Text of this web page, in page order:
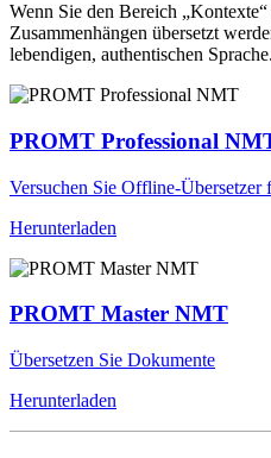
Wenn Sie den Bereich
Zusammenhängen übersetzt
lebendigen, authentischen
PROMT Professional
Versuchen Sie Offline-
Herunterladen
PROMT Master NMT
Übersetzen Sie Dokumente
Herunterladen